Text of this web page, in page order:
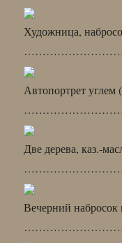
Художница,
Автопортрет углем
Две дерева, каз.-
Вечерний